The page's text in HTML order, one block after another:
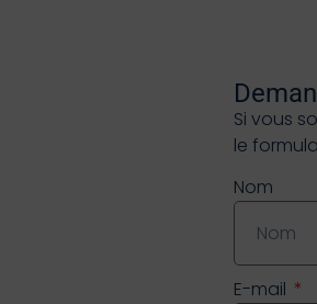
Si vous
le
Nom
E-mail